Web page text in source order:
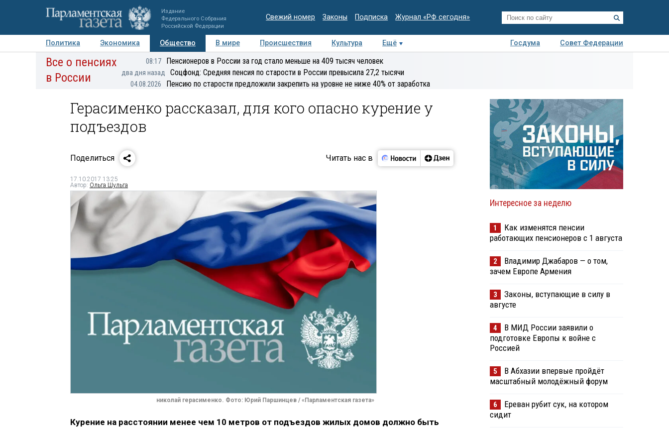
Издание
Федерального Собрания
Российской Федерации
Свежий номер Законы Подписка Журнал «РФ сегодня»
Политика Экономика Общество В мире Происшествия Культура Ещё Госдума
Совет Федерации
Авторы Персоны Мнения Регионы Медиацентр Интервью Колумнисты
Все о пенсиях
в России
08:17 Пенсионеров в России за год стало меньше на 409 тысяч человек
два дня назад Соцфонд: Средняя пенсия по старости в России превысила 27,2 тысячи
04.08.2026 Пенсию по старости предложили закрепить на уровне не ниже 40% от заработка
Герасименко рассказал, для кого опасно курение у
подъездов
Поделиться Читать нас в
17.10.2017 13:25
Автор: Ольга Шульга
николай герасименко. Фото: Юрий Паршинцев / «Парламентская газета»
Курение на расстоянии менее чем 10 метров от подъездов жилых домов должно быть
Интересное за неделю
1
Как изменятся пенсии
работающих пенсионеров с 1 августа
2
Владимир Джабаров — о том,
зачем Европе Армения
3
Законы, вступающие в силу в
августе
4
В МИД России заявили о
подготовке Европы к войне с
Россией
5
В Абхазии впервые пройдёт
масштабный молодёжный форум
6
Ереван рубит сук, на котором
сидит